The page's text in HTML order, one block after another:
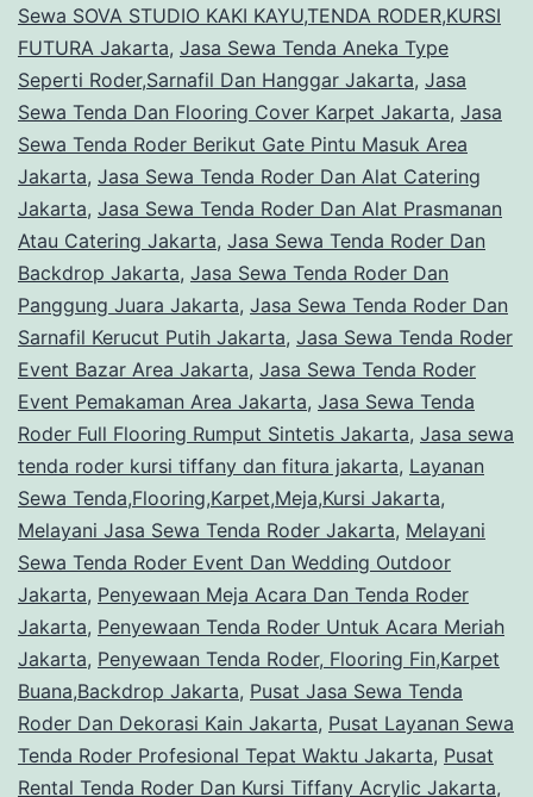
Sewa SOVA STUDIO KAKI KAYU,TENDA RODER,KURSI
FUTURA Jakarta, Jasa Sewa Tenda Aneka Type
Seperti Roder,Sarnafil Dan Hanggar Jakarta, Jasa
Sewa Tenda Dan Flooring Cover Karpet Jakarta, Jasa
Sewa Tenda Roder Berikut Gate Pintu Masuk Area
Jakarta, Jasa Sewa Tenda Roder Dan Alat Catering
Jakarta, Jasa Sewa Tenda Roder Dan Alat Prasmanan
Atau Catering Jakarta, Jasa Sewa Tenda Roder Dan
Backdrop Jakarta, Jasa Sewa Tenda Roder Dan
Panggung Juara Jakarta, Jasa Sewa Tenda Roder Dan
Sarnafil Kerucut Putih Jakarta, Jasa Sewa Tenda Roder
Event Bazar Area Jakarta, Jasa Sewa Tenda Roder
Event Pemakaman Area Jakarta, Jasa Sewa Tenda
Roder Full Flooring Rumput Sintetis Jakarta, Jasa sewa
tenda roder kursi tiffany dan fitura jakarta, Layanan
Sewa Tenda,Flooring,Karpet,Meja,Kursi Jakarta,
Melayani Jasa Sewa Tenda Roder Jakarta, Melayani
Sewa Tenda Roder Event Dan Wedding Outdoor
Jakarta, Penyewaan Meja Acara Dan Tenda Roder
Jakarta, Penyewaan Tenda Roder Untuk Acara Meriah
Jakarta, Penyewaan Tenda Roder, Flooring Fin,Karpet
Buana,Backdrop Jakarta, Pusat Jasa Sewa Tenda
Roder Dan Dekorasi Kain Jakarta, Pusat Layanan Sewa
Tenda Roder Profesional Tepat Waktu Jakarta, Pusat
Rental Tenda Roder Dan Kursi Tiffany Acrylic Jakarta,